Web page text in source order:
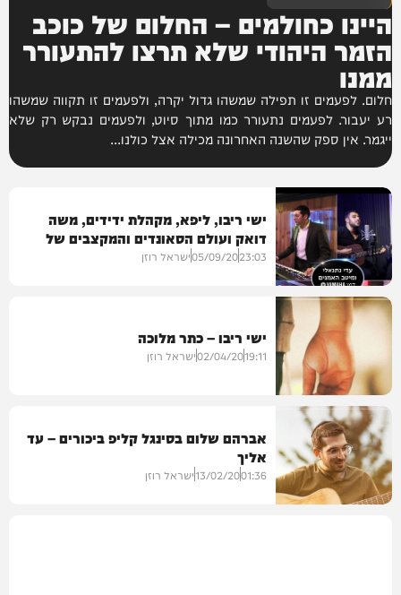
היינו כחולמים – החלום של כוכב
הזמר היהודי שלא תרצו להתעורר
ממנו
חלום. לפעמים זו תפילה שמשהו גדול יקרה, ולפעמים זו תקווה שמשהו
רע יעבור. לפעמים נתעורר כמו מתוך סיוט, ולפעמים נבקש רק שלא
ייגמר. אין ספק שהשנה האחרונה מכילה אצל כולנו...
חדש במוזיקה
ישי ריבו, ליפא, מקהלת ידידים, משה
דואק ועולם הסאונדים והמקצבים של
עדי נתנאלי
23:03
05/09/20ישראל רוזן
מיוזיק
ישי ריבו – כתר מלוכה
19:11
02/04/20ישראל רוזן
אברהם שלום בסינגל קליפ ביכורים – עד
אליך
01:36
13/02/20ישראל רוזן